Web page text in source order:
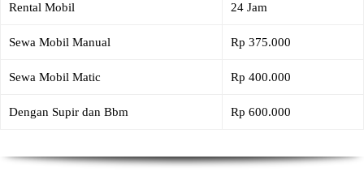
Rental Mobil 24 Jam
Sewa Mobil Manual Rp 375.000
Sewa Mobil Matic Rp 400.000
Dengan Supir dan Bbm Rp 600.000